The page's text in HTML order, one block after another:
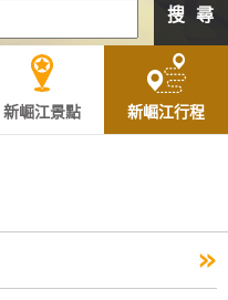
搜 尋
新崛江景點 新崛江行程
»